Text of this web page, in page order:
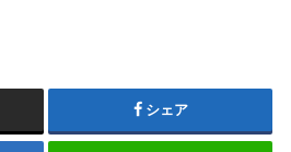
シェア